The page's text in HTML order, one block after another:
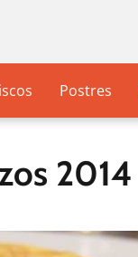
Postres
2014